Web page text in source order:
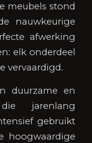
meubels stond
nauwkeurige
afwerking
elk onderdeel
vervaardigd.
duurzame en
jarenlang
gebruikt
hoogwaardige